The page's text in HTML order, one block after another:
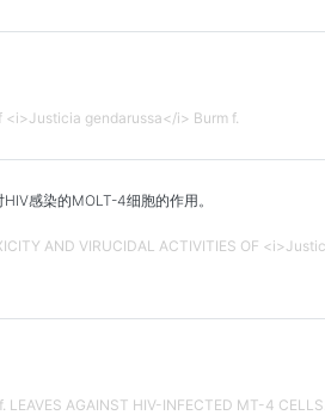
gendarussa</i> Burm f.
感染的MOLT-4细胞的作用。
AND VIRUCIDAL ACTIVITIES OF
AGAINST HIV-INFECTED MT-4 CELLS.